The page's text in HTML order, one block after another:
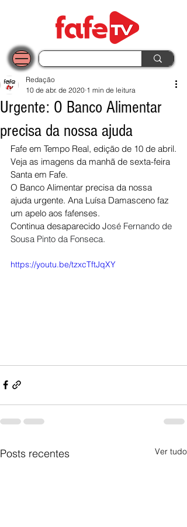
Urgente: O Banco Alimentar
precisa da nossa ajuda
Redação
10 de abr. de 2020 1 min de leitura
Fafe em Tempo Real, edição de 10 de abril.
Veja as imagens da manhã de sexta-feira
Santa em Fafe.
O Banco Alimentar precisa da nossa
ajuda urgente. Ana Luísa Damasceno faz
um apelo aos fafenses.
Continua desaparecido José Fernando de
Sousa Pinto da Fonseca.
https://youtu.be/tzxcTftJqXY
Posts recentes Ver tudo